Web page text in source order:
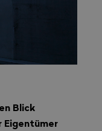
Blick
Eigentümer